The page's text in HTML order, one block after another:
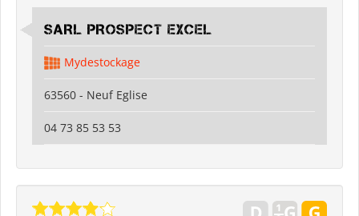
SARL PROSPECT EXCEL
Mydestockage
63560 - Neuf Eglise
04 73 85 53 53